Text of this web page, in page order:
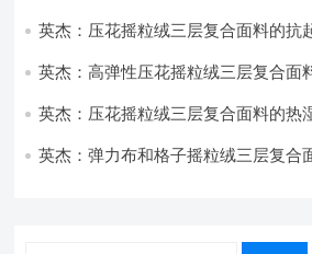
英杰：压花摇粒绒三层复合面料的抗
英杰：高弹性压花摇粒绒三层复合面
英杰：压花摇粒绒三层复合面料的热
英杰：弹力布和格子摇粒绒三层复合